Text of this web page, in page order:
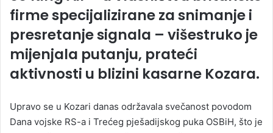
firme specijalizirane za snimanje i
presretanje signala – višestruko je
mijenjala putanju, prateći
aktivnosti u blizini kasarne Kozara.
Upravo se u Kozari danas održavala svečanost povodom
Dana vojske RS-a i Trećeg pješadijskog puka OSBiH, što je